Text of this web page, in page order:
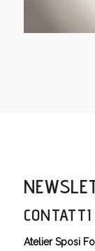
CONTATTI
Atelier Sposi